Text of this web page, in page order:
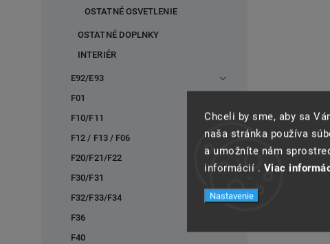
Chceli by sme, aby sa
naša stránka používa
a umožníte nám
informácií . Viac
Nastavenie
OSTATNÉ OSVETLENIE
OSTATNÉ DOPLNKY
INTERIÉR
E92/E93
F01
F10/F11
F12 / F13 / F06
F20/F21/F22
F30/F31
F32/F33/F34
F36
F40
BMW
biele